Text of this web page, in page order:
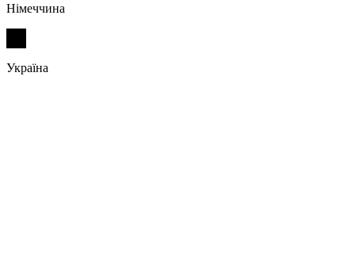
Німеччина
Україна